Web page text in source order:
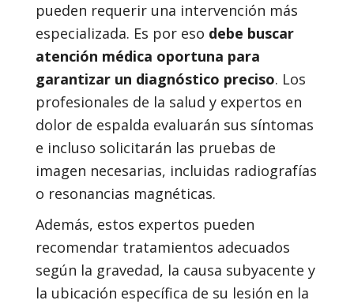
pueden requerir una intervención más
especializada. Es por eso debe buscar
atención médica oportuna para
garantizar un diagnóstico preciso. Los
profesionales de la salud y expertos en
dolor de espalda evaluarán sus síntomas
e incluso solicitarán las pruebas de
imagen necesarias, incluidas radiografías
o resonancias magnéticas.
Además, estos expertos pueden
recomendar tratamientos adecuados
según la gravedad, la causa subyacente y
la ubicación específica de su lesión en la